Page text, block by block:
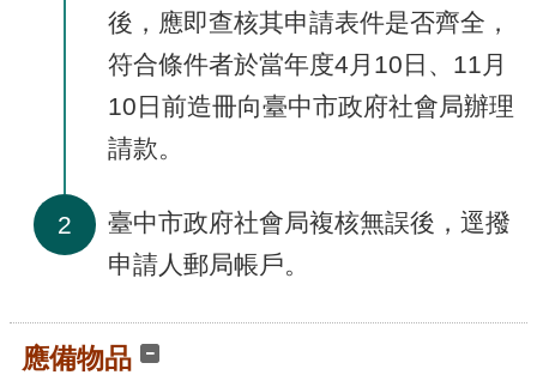
後，應即查核其申請表件是否齊全，
符合條件者於當年度4月10日、11月
10日前造冊向臺中市政府社會局辦理
請款。
2
臺中市政府社會局複核無誤後，逕撥
申請人郵局帳戶。
應備物品